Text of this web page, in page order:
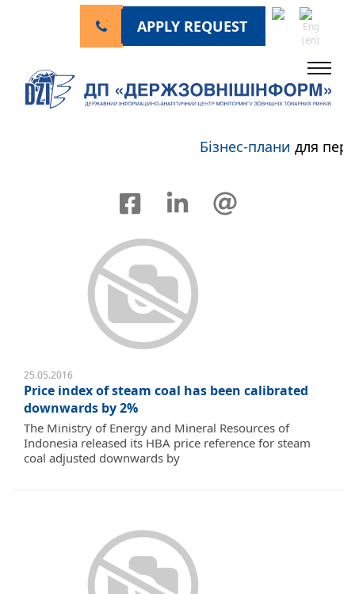
APPLY REQUEST
Бізнес-планидля
25.05.2016
Price index of steam coal has been calibrated
downwards by 2%
The Ministry of Energy and Mineral Resources of
Indonesia released its HBA price reference for steam
coal adjusted downwards by